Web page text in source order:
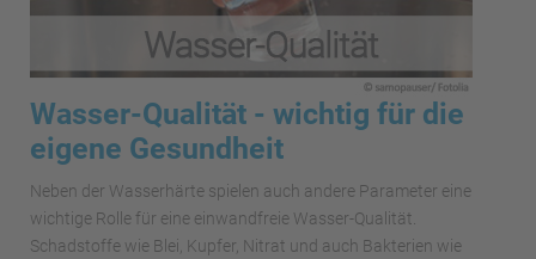
Wasser-Qualität - wichtig für die
eigene Gesundheit
Neben der Wasserhärte spielen auch andere Parameter eine
wichtige Rolle für eine einwandfreie Wasser-Qualität.
Schadstoffe wie Blei, Kupfer, Nitrat und auch Bakterien wie